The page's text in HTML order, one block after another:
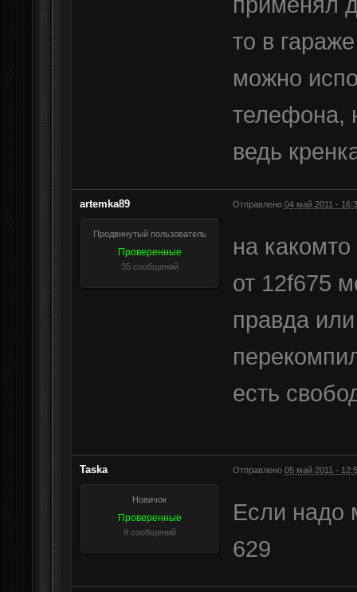
то в
можно
телефона,
ведь
artemka89 Отправлено 04 май 2011 -
Продвинутый пользователь
Проверенные
35 сообщений
на
от 12f675
правда
есть
Taska Отправлено 05 май 2011 -
Новичок
Проверенные
9 сообщений
Если надо
629